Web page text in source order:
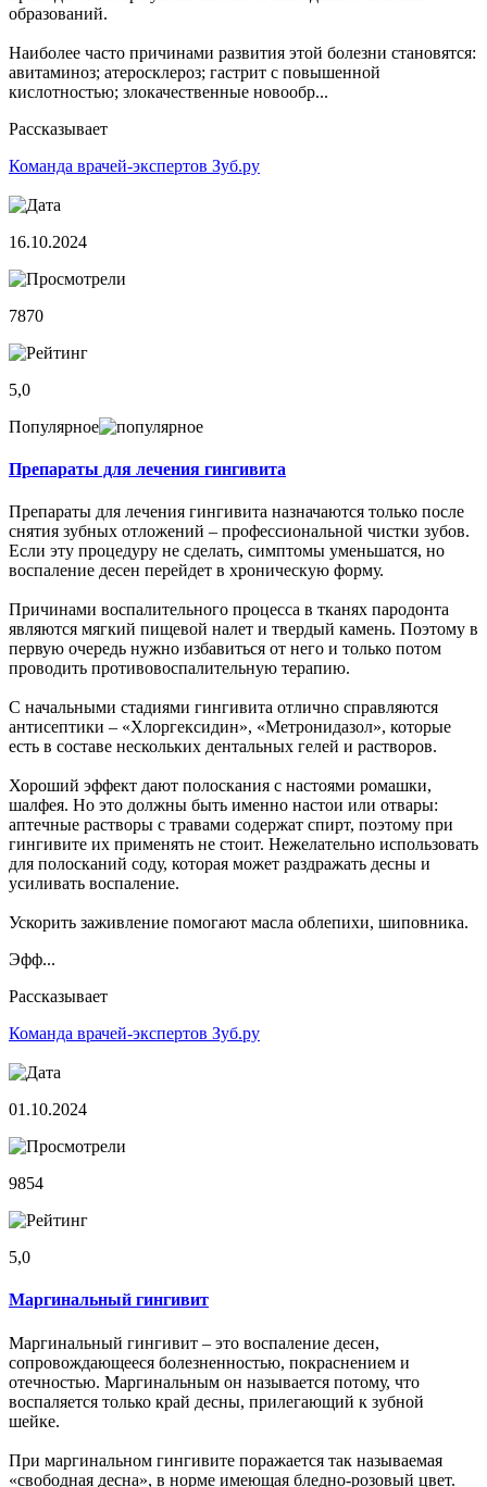
образований.
Наиболее часто причинами развития этой болезни становятся:
авитаминоз; атеросклероз; гастрит с повышенной
кислотностью; злокачественные новообр...
Рассказывает
Команда врачей-экспертов Зуб.ру
16.10.2024
7870
5,0
Популярное
Препараты для лечения гингивита
Препараты для лечения гингивита назначаются только после
снятия зубных отложений – профессиональной чистки зубов.
Если эту процедуру не сделать, симптомы уменьшатся, но
воспаление десен перейдет в хроническую форму.
Причинами воспалительного процесса в тканях пародонта
являются мягкий пищевой налет и твердый камень. Поэтому в
первую очередь нужно избавиться от него и только потом
проводить противовоспалительную терапию.
С начальными стадиями гингивита отлично справляются
антисептики – «Хлоргексидин», «Метронидазол», которые
есть в составе нескольких дентальных гелей и растворов.
Хороший эффект дают полоскания с настоями ромашки,
шалфея. Но это должны быть именно настои или отвары:
аптечные растворы с травами содержат спирт, поэтому при
гингивите их применять не стоит. Нежелательно использовать
для полосканий соду, которая может раздражать десны и
усиливать воспаление.
Ускорить заживление помогают масла облепихи, шиповника.
Эфф...
Рассказывает
Команда врачей-экспертов Зуб.ру
01.10.2024
9854
5,0
Маргинальный гингивит
Маргинальный гингивит – это воспаление десен,
сопровождающееся болезненностью, покраснением и
отечностью. Маргинальным он называется потому, что
воспаляется только край десны, прилегающий к зубной
шейке.
При маргинальном гингивите поражается так называемая
«свободная десна», в норме имеющая бледно-розовый цвет.